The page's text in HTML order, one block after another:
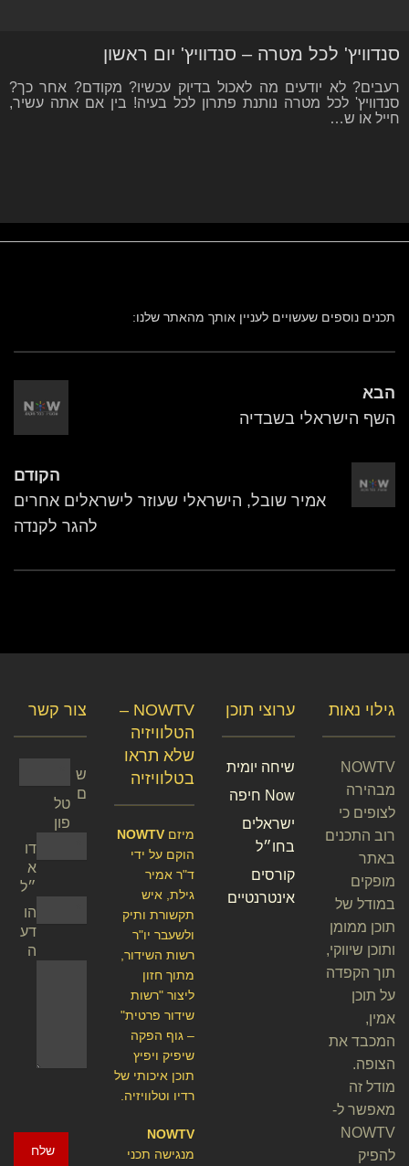
סנדוויץ' לכל מטרה – סנדוויץ' יום ראשון
רעבים? לא יודעים מה לאכול בדיוק עכשיו? מקודם? אחר כך?
סנדוויץ' לכל מטרה נותנת פתרון לכל בעיה! בין אם אתה עשיר,
חייל או ש…
תכנים נוספים שעשויים לעניין אותך מהאתר שלנו:
הבא
השף הישראלי בשבדיה
הקודם
אמיר שובל, הישראלי שעוזר לישראלים אחרים
להגר לקנדה
צור קשר
ש
ם
טל
פון
דו
א
״ל
הו
דע
ה
שלח
NOWTV –
הטלוויזיה
שלא תראו
בטלוויזיה
מיזם NOWTV
הוקם על ידי
ד"ר אמיר
גילת, איש
תקשורת ותיק
ולשעבר יו"ר
רשות השידור,
מתוך חזון
ליצור "רשות
שידור פרטית"
– גוף הפקה
שיפיק ויפיץ
תוכן איכותי של
רדיו וטלוויזיה.
NOWTV
מנגישה תכני
ערוצי תוכן
שיחה יומית
Now חיפה
ישראלים
בחו״ל
קורסים
אינטרנטיים
גילוי נאות
NOWTV
מבהירה
לצופים כי
רוב התכנים
באתר
מופקים
במודל של
תוכן ממומן
ותוכן שיווקי,
תוך הקפדה
על תוכן
אמין,
המכבד את
הצופה.
מודל זה
מאפשר ל-
NOWTV
להפיק